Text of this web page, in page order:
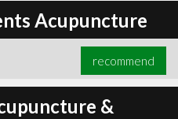
Acupuncture
recommend
&